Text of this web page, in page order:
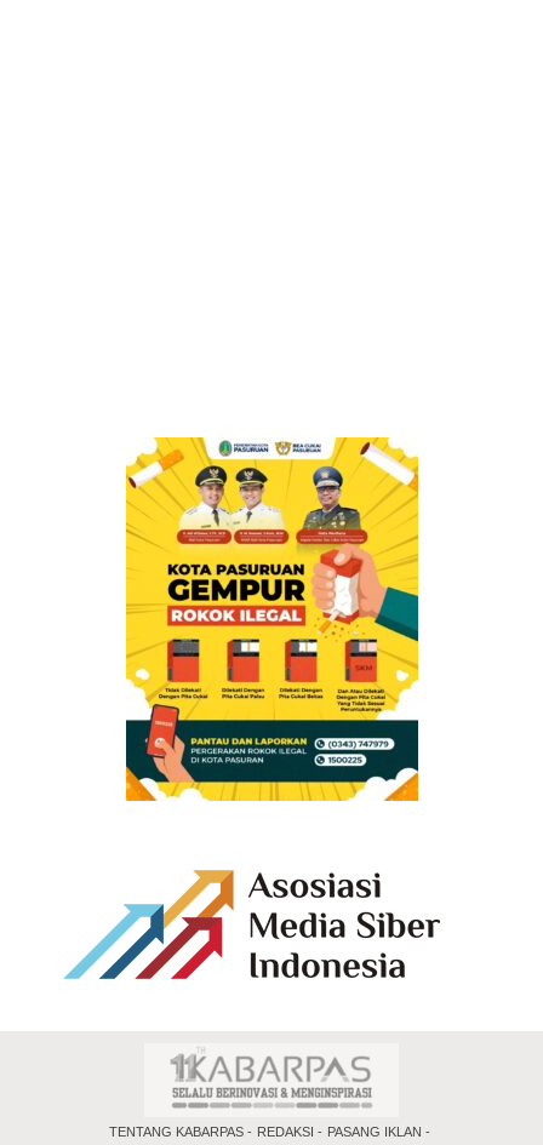
TENTANG KABARPAS REDAKSI PASANG IKLAN